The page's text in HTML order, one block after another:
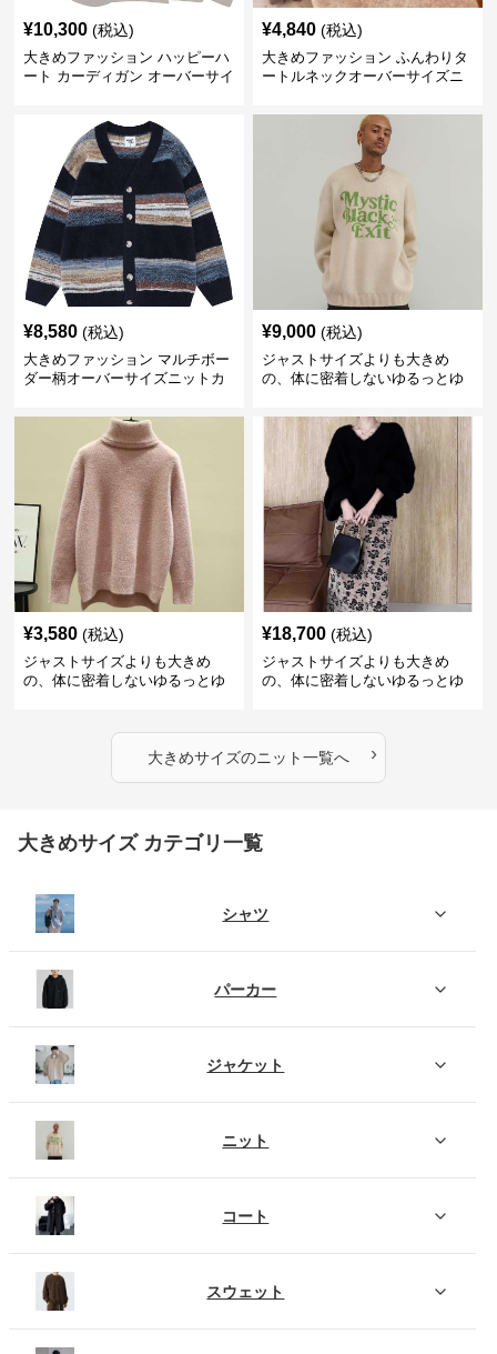
¥10,300 (税込)
大きめファッション ハッピーハ
ート カーディガン オーバーサイ
¥4,840 (税込)
大きめファッション ふんわりタ
ートルネックオーバーサイズニ
¥8,580 (税込)
大きめファッション マルチボー
ダー柄オーバーサイズニットカ
¥9,000 (税込)
ジャストサイズよりも大きめ
の、体に密着しないゆるっとゆ
ビッグシルエットロゴニット
¥3,580 (税込)
ジャストサイズよりも大きめ
の、体に密着しないゆるっとゆ
¥18,700 (税込)
ジャストサイズよりも大きめ
の、体に密着しないゆるっとゆ
りニット
大きめサイズのニット一覧へ ›
大きめサイズ カテゴリ一覧
シャツ
パーカー
ジャケット
ニット
コート
スウェット